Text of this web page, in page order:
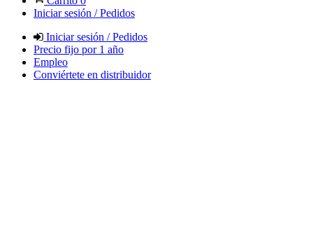
Iniciar sesión / Pedidos
Iniciar sesión / Pedidos
Precio fijo por 1 año
Empleo
Conviértete en distribuidor